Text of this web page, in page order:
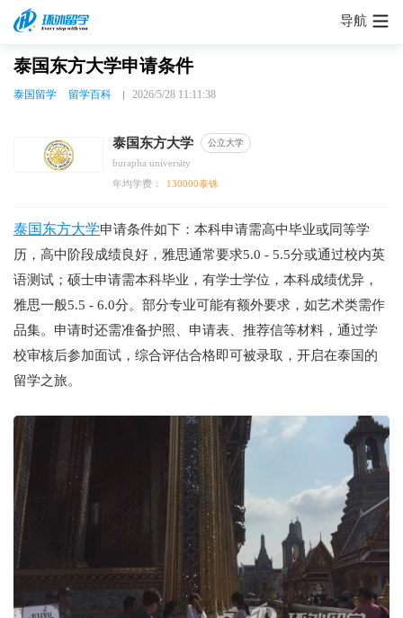
导航
泰国东方大学申请条件
泰国留学 留学百科 2026/5/28 11:11:38
泰国东方大学 公立大学
burapha university
年均学费：
130000泰铢
泰国东方大学申请条件如下：本科申请需高中毕业或同等学
历，高中阶段成绩良好，雅思通常要求5.0 - 5.5分或通过校内英
语测试；硕士申请需本科毕业，有学士学位，本科成绩优异，
雅思一般5.5 - 6.0分。部分专业可能有额外要求，如艺术类需作
品集。申请时还需准备护照、申请表、推荐信等材料，通过学
校审核后参加面试，综合评估合格即可被录取，开启在泰国的
留学之旅。